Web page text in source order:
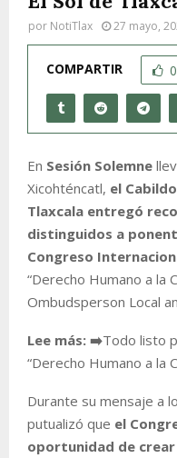
por NotiTlax 27 mayo,
COMPARTIR 0
En Sesión Solemne
Xicohténcatl, el
Tlaxcala entregó
distinguidos a
Congreso
“Derecho Humano a la
Ombudsperson Local
Lee más: ➡️Todo listo
“Derecho Humano a la
Durante su mensaje a
putualizó que el
oportunidad de